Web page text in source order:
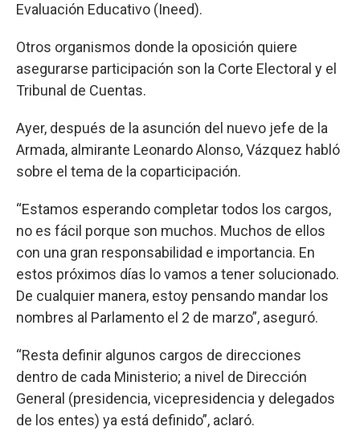
Evaluación Educativo (Ineed).
Otros organismos donde la oposición quiere
asegurarse participación son la Corte Electoral y el
Tribunal de Cuentas.
Ayer, después de la asunción del nuevo jefe de la
Armada, almirante Leonardo Alonso, Vázquez habló
sobre el tema de la coparticipación.
“Estamos esperando completar todos los cargos,
no es fácil porque son muchos. Muchos de ellos
con una gran responsabilidad e importancia. En
estos próximos días lo vamos a tener solucionado.
De cualquier manera, estoy pensando mandar los
nombres al Parlamento el 2 de marzo”, aseguró.
“Resta definir algunos cargos de direcciones
dentro de cada Ministerio; a nivel de Dirección
General (presidencia, vicepresidencia y delegados
de los entes) ya está definido”, aclaró.